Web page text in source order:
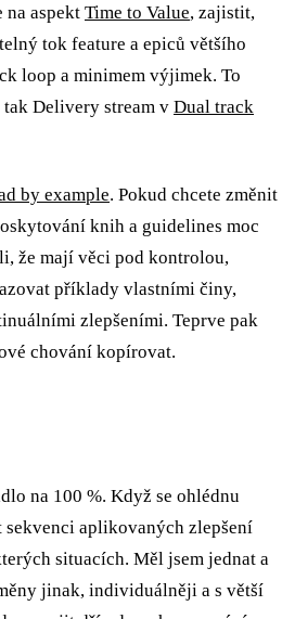
na aspekt Time to Value, zajistit,
tok feature a epiců většího
loop a minimem výjimek. To
Delivery stream v Dual track
by example. Pokud chcete změnit
knih a guidelines moc
že mají věci pod kontrolou,
příklady vlastními činy,
zlepšeními. Teprve pak
chování kopírovat.
na 100 %. Když se ohlédnu
sekvenci aplikovaných zlepšení
situacích. Měl jsem jednat a
jinak, individuálněji a s větší